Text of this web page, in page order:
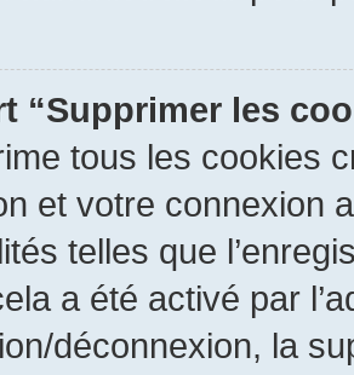
“Supprimer les
tous les cookies
et votre connexion
telles que
a été activé par
déconnexion, la